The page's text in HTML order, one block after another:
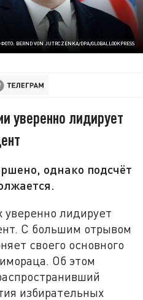
ФОТО: BERND VON JUTRCZENKA/DPA/GLOBALLOOKPRESS
уверенно лидирует
однако подсчёт
уверенно лидирует
С большим отрывом
своего основного
Об этом
избирательных